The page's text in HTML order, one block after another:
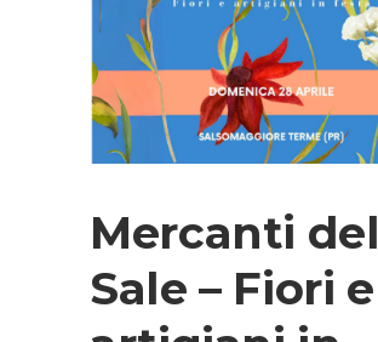
Mercanti del
Sale – Fiori e